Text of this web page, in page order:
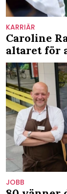
KARRIÄR
Caroline
altaret för
JOBB